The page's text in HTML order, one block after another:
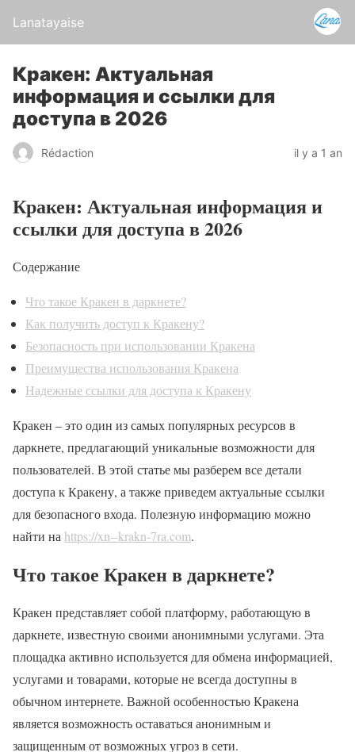
Lanatayaise
Кракен: Актуальная
информация и ссылки для
доступа в 2026
Rédaction il y a 1 an
Кракен: Актуальная информация и
ссылки для доступа в 2026
Содержание
Что такое Кракен в даркнете?
Как получить доступ к Кракену?
Безопасность при использовании Кракена
Преимущества использования Кракена
Надежные ссылки для доступа к Кракену
Кракен – это один из самых популярных ресурсов в
даркнете, предлагающий уникальные возможности для
пользователей. В этой статье мы разберем все детали
доступа к Кракену, а также приведем актуальные ссылки
для безопасного входа. Полезную информацию можно
найти на https://xn--krakn-7ra.com.
Что такое Кракен в даркнете?
Кракен представляет собой платформу, работающую в
даркнете, известную своими анонимными услугами. Эта
площадка активно используется для обмена информацией,
услугами и товарами, которые не всегда доступны в
обычном интернете. Важной особенностью Кракена
является возможность оставаться анонимным и
защищенным от возможных угроз в сети.